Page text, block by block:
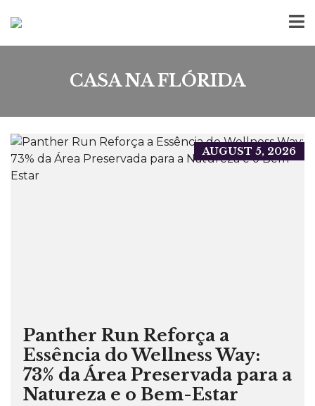
CASA NA FLÓRIDA
AUGUST 5, 2026
Panther Run Reforça a
Essência do Wellness Way:
73% da Área Preservada para a
Natureza e o Bem-Estar